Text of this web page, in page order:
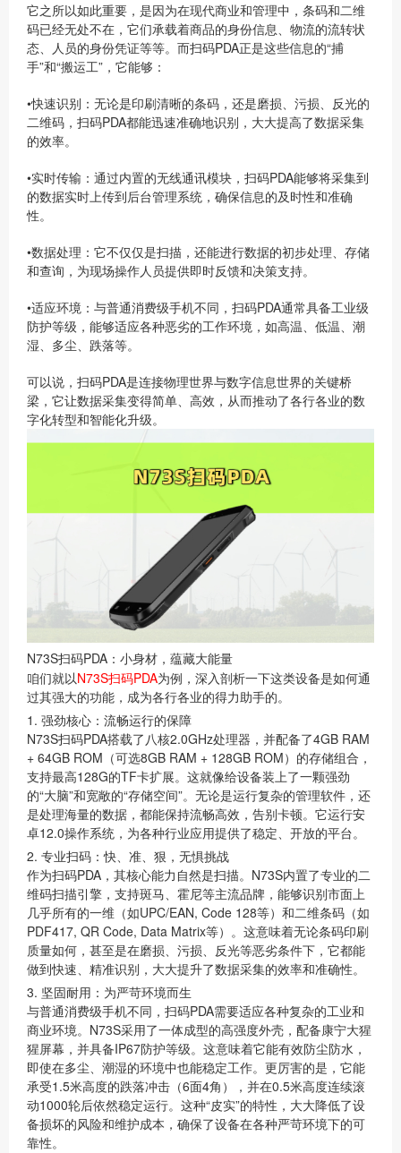
它之所以如此重要，是因为在现代商业和管理中，条码和二维
码已经无处不在，它们承载着商品的身份信息、物流的流转状
态、人员的身份凭证等等。而扫码PDA正是这些信息的“捕
手”和“搬运工”，它能够：
•快速识别 ：无论是印刷清晰的条码，还是磨损、污损、反光的
二维码，扫码PDA都能迅速准确地识别，大大提高了数据采集
的效率。
•实时传输 ：通过内置的无线通讯模块，扫码PDA能够将采集到
的数据实时上传到后台管理系统，确保信息的及时性和准确
性。
•数据处理 ：它不仅仅是扫描，还能进行数据的初步处理、存储
和查询，为现场操作人员提供即时反馈和决策支持。
•适应环境 ：与普通消费级手机不同，扫码PDA通常具备工业级
防护等级，能够适应各种恶劣的工作环境，如高温、低温、潮
湿、多尘、跌落等。
可以说，扫码PDA是连接物理世界与数字信息世界的关键桥
梁，它让数据采集变得简单、高效，从而推动了各行各业的数
字化转型和智能化升级。
N73S扫码PDA：小身材，蕴藏大能量
咱们就以N73S扫码PDA为例，深入剖析一下这类设备是如何通
过其强大的功能，成为各行各业的得力助手的。
1. 强劲核心：流畅运行的保障
N73S扫码PDA搭载了 八核2.0GHz处理器 ，并配备了4GB RAM
+ 64GB ROM （可选8GB RAM + 128GB ROM）的存储组合，
支持最高128G的TF卡扩展。这就像给设备装上了一颗强劲
的“大脑”和宽敞的“存储空间”。无论是运行复杂的管理软件，还
是处理海量的数据，都能保持流畅高效，告别卡顿。它运行安
卓12.0操作系统 ，为各种行业应用提供了稳定、开放的平台。
2. 专业扫码：快、准、狠，无惧挑战
作为扫码PDA，其核心能力自然是扫描。N73S内置了专业的二
维码扫描引擎 ，支持斑马、霍尼等主流品牌，能够识别市面上
几乎所有的一维（如UPC/EAN, Code 128等）和二维条码（如
PDF417, QR Code, Data Matrix等）。这意味着无论条码印刷
质量如何，甚至是在磨损、污损、反光等恶劣条件下，它都能
做到快速、精准识别，大大提升了数据采集的效率和准确性。
3. 坚固耐用：为严苛环境而生
与普通消费级手机不同，扫码PDA需要适应各种复杂的工业和
商业环境。N73S采用了一体成型的高强度外壳 ，配备康宁大猩
猩屏幕 ，并具备IP67防护等级。这意味着它能有效防尘防水，
即使在多尘、潮湿的环境中也能稳定工作。更厉害的是，它能
承受1.5米高度的跌落冲击 （6面4角），并在0.5米高度连续滚
动1000轮后依然稳定运行。这种“皮实”的特性，大大降低了设
备损坏的风险和维护成本，确保了设备在各种严苛环境下的可
靠性。